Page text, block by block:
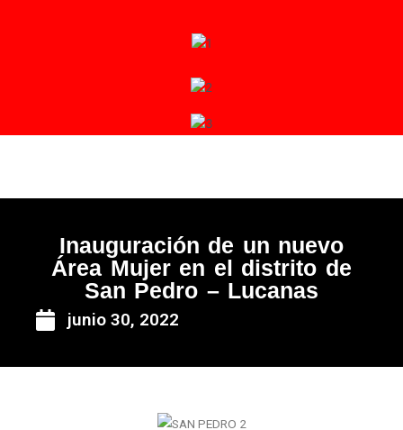
Inauguración de un nuevo
Área Mujer en el distrito de
San Pedro – Lucanas
junio 30, 2022